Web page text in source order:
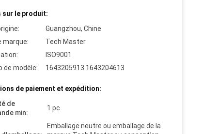
sur le produit:
Guangzhou, Chine
marque:
Tech Master
ISO9001
de modèle:
1643205913 1643204613
de paiement et expédition:
de
min:
1 pc
Emballage neutre ou emballage de la